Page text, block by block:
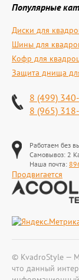
Популярные
Диски для
Шины для
Кофр для
Защита днища
8 (499)
8 (965)
Работаем без
Самовывоз: 2
Наша почта:
Продвигается
© KvadroStyle —
что данный